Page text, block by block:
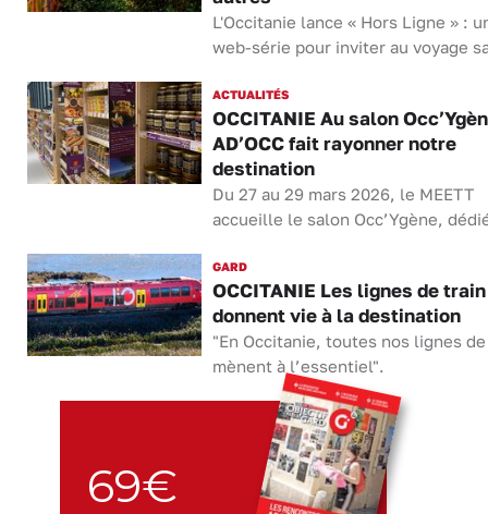
L'Occitanie lance « Hors Ligne » :
web-série pour inviter au voyage
ACTUALITÉS
OCCITANIE Au salon
AD’OCC fait rayonner notre
destination
Du 27 au 29 mars 2026, le MEETT
accueille le salon Occ’Ygène,
GARD
OCCITANIE Les lignes de train
donnent vie à la destination
"En Occitanie, toutes nos lignes
mènent à l’essentiel".
69€